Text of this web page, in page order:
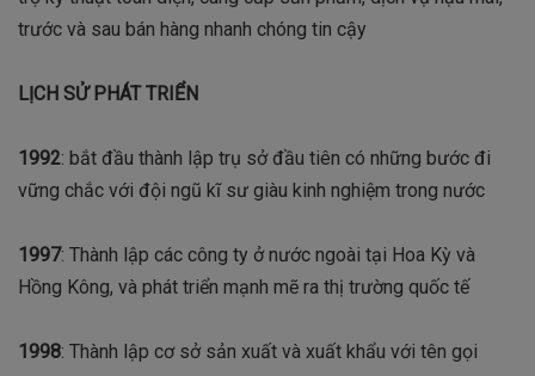
trước và sau bán hàng nhanh chóng tin cậy
LỊCH SỬ PHÁT TRIỂN
1992: bắt đầu thành lập trụ sở đầu tiên có những bước đi
vững chắc với đội ngũ kĩ sư giàu kinh nghiệm trong nước
1997: Thành lập các công ty ở nước ngoài tại Hoa Kỳ và
Hồng Kông, và phát triển mạnh mẽ ra thị trường quốc tế
1998: Thành lập cơ sở sản xuất và xuất khẩu với tên gọi